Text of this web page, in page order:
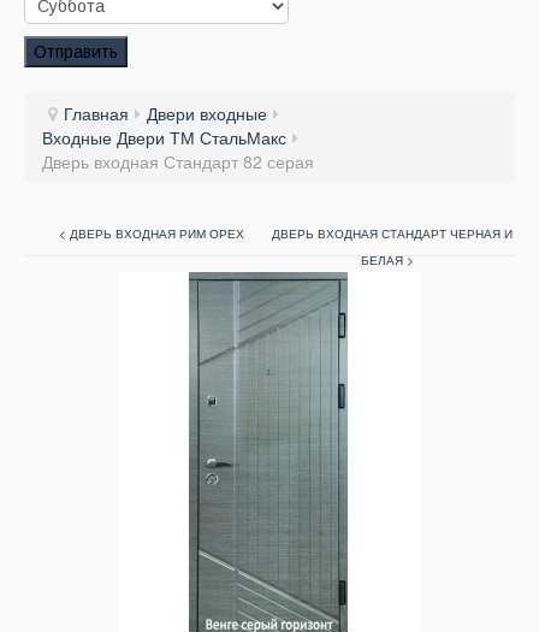
Заказ обратного звонка
Отправить
Главная
Двери входные
Входные Двери ТМ СтальМакс
Дверь входная Стандарт 82 серая
< ДВЕРЬ ВХОДНАЯ РИМ ОРЕХ
ДВЕРЬ ВХОДНАЯ СТАНДАРТ ЧЕРНАЯ И
БЕЛАЯ >